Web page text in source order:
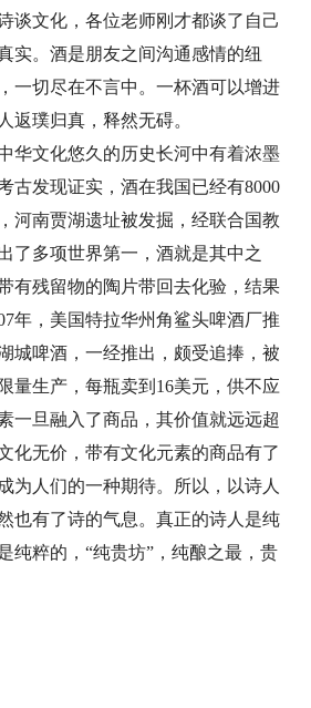
谈文化，各位老师刚才都谈了自己
实。酒是朋友之间沟通感情的纽
一切尽在不言中。一杯酒可以增进
返璞归真，释然无碍。
文化悠久的历史长河中有着浓墨
古发现证实，酒在我国已经有8000
河南贾湖遗址被发掘，经联合国教
了多项世界第一，酒就是其中之
有残留物的陶片带回去化验，结果
年，美国特拉华州角鲨头啤酒厂推
城啤酒，一经推出，颇受追捧，被
量生产，每瓶卖到16美元，供不应
一旦融入了商品，其价值就远远超
化无价，带有文化元素的商品有了
为人们的一种期待。所以，以诗人
也有了诗的气息。真正的诗人是纯
纯粹的，“纯贵坊”，纯酿之最，贵